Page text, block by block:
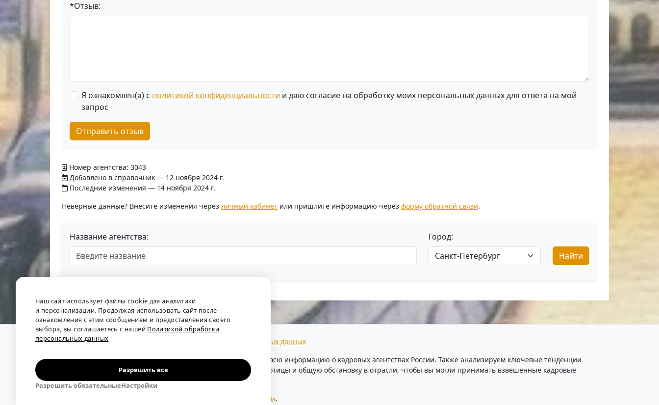
*Отзыв:
Я ознакомлен(а) с политикой конфиденциальности и даю согласие на обработку моих персональных данных для ответа на мой
запрос
Отправить отзыв
Номер агентства: 3043
Добавлено в справочник — 12 ноября 2024 г.
Последние изменения — 14 ноября 2024 г.
Неверные данные? Внесите изменения через личный кабинет или пришлите информацию через форму обратной связи.
Название агентства:
Город:
Найти
О проекте•Обратная связь
Политика обработки персональных данных
Мы собираем отзывы, составляем рейтинги и предоставляем всю информацию о кадровых агентствах России. Также анализируем ключевые тенденции
рынка труда: отслеживаем динамику зарплат, уровень безработицы и общую обстановку в отрасли, чтобы вы могли принимать взвешенные кадровые
решения.
«Кадровые агентства России».
Наш сайт использует файлы cookie для аналитики
и персонализации. Продолжая использовать сайт после
ознакомления с этим сообщением и предоставления своего
выбора, вы соглашаетесь с нашей Политикой обработки
персональных данных
Разрешить все
Разрешить обязательныеНастройки